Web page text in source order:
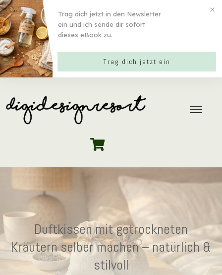
Duftkissen mit getrockneten
Kräutern selber machen – natürlich &
stilvoll
Trag dich jetzt in den Newsletter
ein und ich sende dir sofort
dieses eBook zu.
Trag dich jetzt ein